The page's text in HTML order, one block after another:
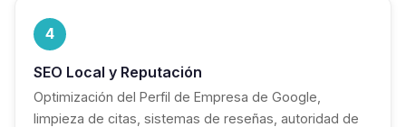
4
SEO Local y Reputación
Optimización del Perfil de Empresa de Google,
limpieza de citas, sistemas de reseñas, autoridad de